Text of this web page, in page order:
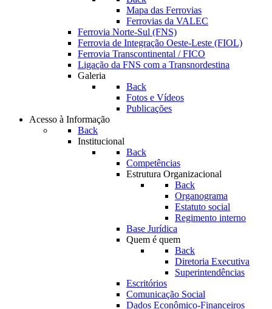
Mapa das Ferrovias
Ferrovias da VALEC
Ferrovia Norte-Sul (FNS)
Ferrovia de Integração Oeste-Leste (FIOL)
Ferrovia Transcontinental / FICO
Ligação da FNS com a Transnordestina
Galeria
Back
Fotos e Vídeos
Publicações
Acesso à Informação
Back
Institucional
Back
Competências
Estrutura Organizacional
Back
Organograma
Estatuto social
Regimento interno
Base Jurídica
Quem é quem
Back
Diretoria Executiva
Superintendências
Escritórios
Comunicação Social
Dados Econômico-Financeiros